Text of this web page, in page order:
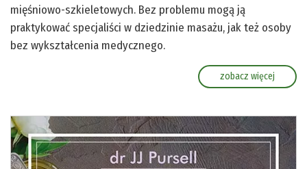
mięśniowo-szkieletowych. Bez problemu mogą ją
praktykować specjaliści w dziedzinie masażu, jak też osoby
bez wykształcenia medycznego.
zobacz więcej